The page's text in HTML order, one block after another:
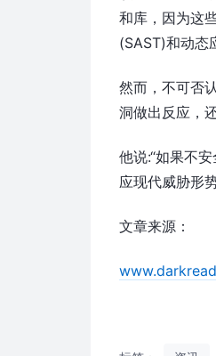
和库，因为这
(SAST)和动态
然而，不可否
洞做出反应，
他说:“如果不
应现代威胁形
文章来源：